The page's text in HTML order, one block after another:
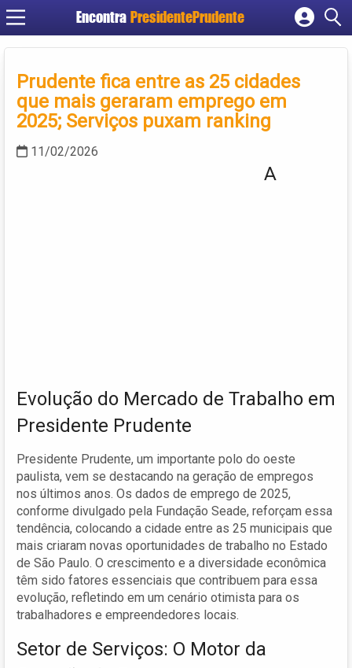
Encontra PresidentePrudente
Cadastrar empresa
Criar conta
Prudente fica entre as 25 cidades
que mais geraram emprego em
2025; Serviços puxam ranking
11/02/2026
A
Evolução do Mercado de Trabalho em
Presidente Prudente
Presidente Prudente, um importante polo do oeste
paulista, vem se destacando na geração de empregos
nos últimos anos. Os dados de emprego de 2025,
conforme divulgado pela Fundação Seade, reforçam essa
tendência, colocando a cidade entre as 25 municipais que
mais criaram novas oportunidades de trabalho no Estado
de São Paulo. O crescimento e a diversidade econômica
têm sido fatores essenciais que contribuem para essa
evolução, refletindo em um cenário otimista para os
trabalhadores e empreendedores locais.
Setor de Serviços: O Motor da